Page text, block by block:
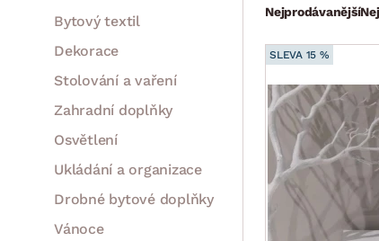
Bytový textil
Dekorace
Stolování a vaření
Zahradní doplňky
Osvětlení
Ukládání a organizace
Drobné bytové doplňky
Vánoce
Nejprodávanější
SLEVA 15 %